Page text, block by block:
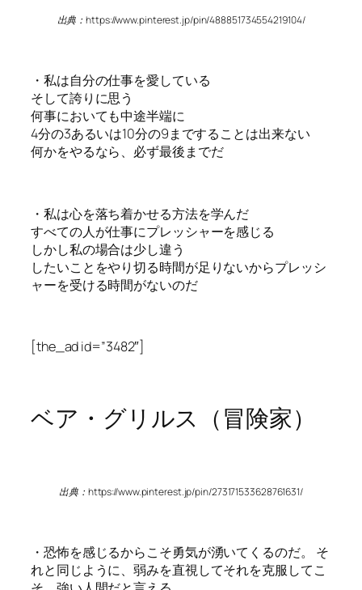
出典：https://www.pinterest.jp/pin/488851734554219104/
・私は自分の仕事を愛している
そして誇りに思う
何事においても中途半端に
4分の3あるいは10分の9まですることは出来ない
何かをやるなら、必ず最後までだ
・私は心を落ち着かせる方法を学んだ
すべての人が仕事にプレッシャーを感じる
しかし私の場合は少し違う
したいことをやり切る時間が足りないからプレッシ
ャーを受ける時間がないのだ
[the_ad id=”3482″]
ベア・グリルス（冒険家）
出典：https://www.pinterest.jp/pin/273171533628761631/
・恐怖を感じるからこそ勇気が湧いてくるのだ。 そ
れと同じように、弱みを直視してそれを克服してこ